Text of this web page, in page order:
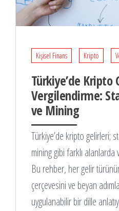
Kişisel Finans Kripto
Türkiye’de Kripto
Vergilendirme:
ve Mining
Türkiye’de kripto gelirleri;
mining gibi farklı
Bu rehber, her gelir
çerçevesini ve beyan
uygulanabilir bir dille